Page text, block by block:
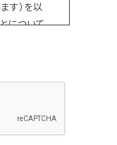
す）を以
について
一部を構
ものが利
、一部他社
ては、当サ